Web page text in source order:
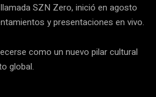
SZN Zero, inició en agosto
y presentaciones en vivo.
como un nuevo pilar cultural
global.